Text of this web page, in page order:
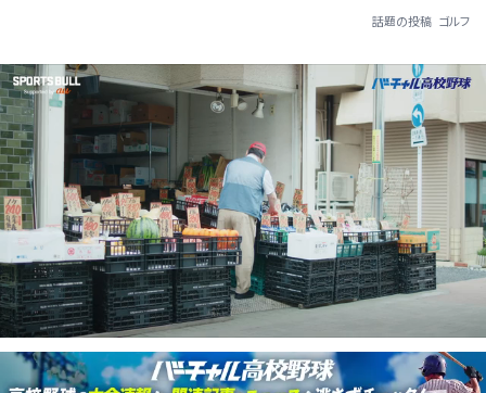
話題の投稿 ゴルフ